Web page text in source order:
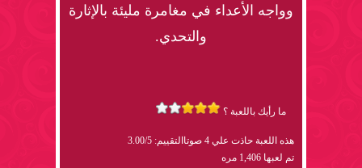
وواجه الأعداء في مغامرة مليئة بالإثارة
والتحدي.
ما رأيك باللعبة ؟
هذه اللعبة حاذت علي 4 صوتا
التقييم: 3.00/5
تم لعبها 1,406 مره